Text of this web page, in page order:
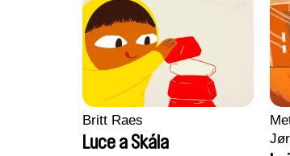
Britt Raes
Luce a Skála